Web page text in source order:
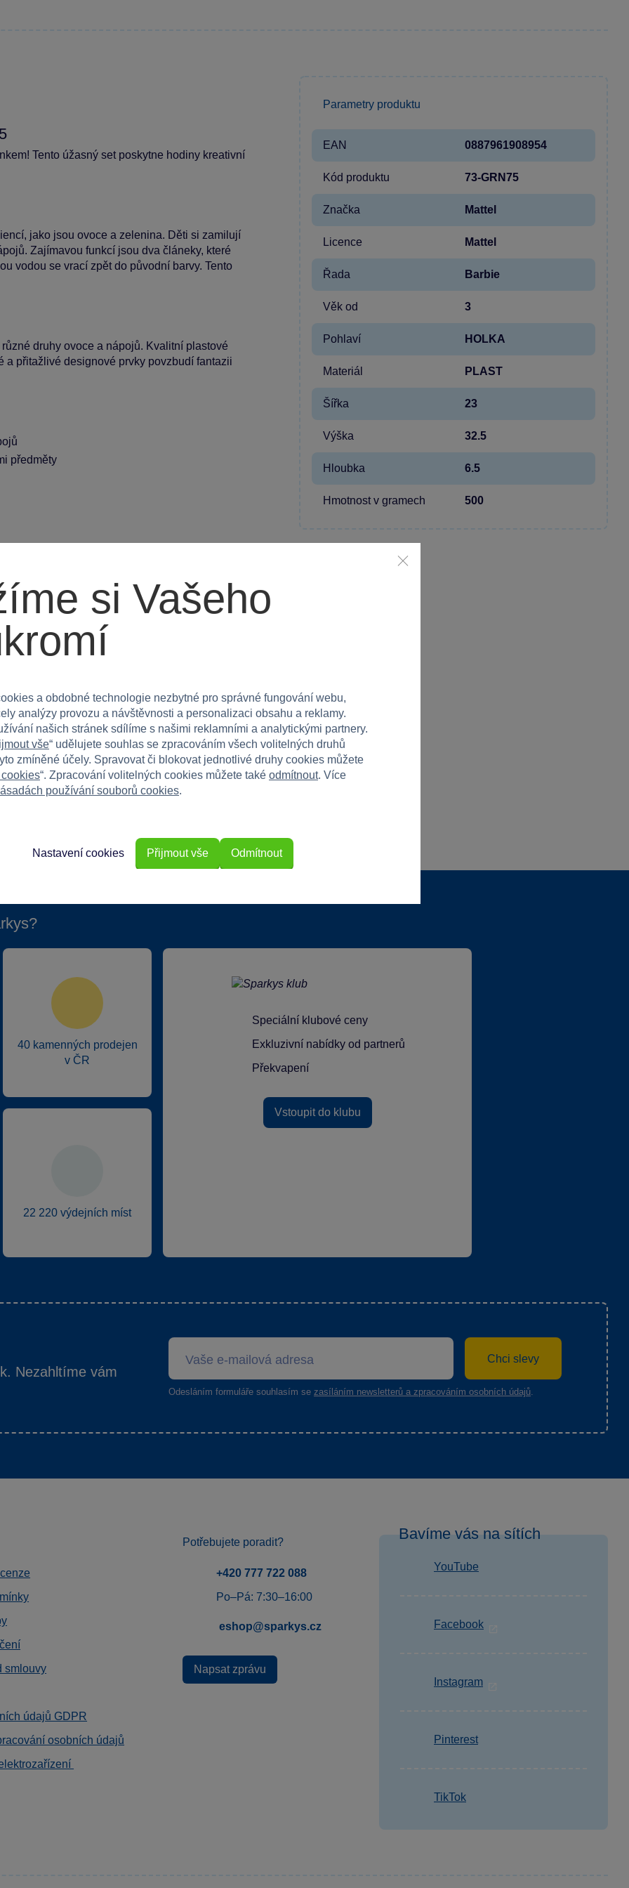
Tento úžasný set poskytne hodiny kreativní
jako jsou ovoce a zelenina. Děti si zamilují
Zajímavou funkcí jsou dva článeky, které
vodou se vrací zpět do původní barvy. Tento
druhy ovoce a nápojů. Kvalitní plastové
a přitažlivé designové prvky povzbudí fantazii
předměty
a péči o jídlo. Skvělá pro hraní doma i se
ji rozvinout své dovednosti v přípravě
Parametry produktu
EAN 0887961908954
Kód produktu 73-GRN75
Značka Mattel
Licence Mattel
Řada Barbie
Věk od 3
Pohlaví HOLKA
Materiál PLAST
Šířka 23
Výška 32.5
Hloubka 6.5
Hmotnost v gramech 500
40 kamenných prodejen
v ČR
22 220 výdejních míst
Speciální klubové ceny
Exkluzivní nabídky od partnerů
Překvapení
Vstoupit do klubu
Nezahltíme vám
Chci slevy
Odesláním formuláře souhlasím se zasíláním newsletterů a zpracováním osobních údajů
smlouvy
údajů GDPR
osobních údajů
Potřebujete poradit?
+420 777 722 088
Po–Pá: 7:30–16:00
eshop@sparkys.cz
Napsat zprávu
Bavíme vás na sítích
YouTube
Facebook
Instagram
Pinterest
TikTok
si Vašeho
a obdobné technologie nezbytné pro správné fungování webu,
analýzy provozu a návštěvnosti a personalizaci obsahu a reklamy.
našich stránek sdílíme s našimi reklamními a analytickými partnery.
vše“ udělujete souhlas se zpracováním všech volitelných druhů
zmíněné účely. Spravovat či blokovat jednotlivé druhy cookies můžete
“. Zpracování volitelných cookies můžete také odmítnout. Více
používání souborů cookies.
Odmítnout
Nastavení cookies Přijmout vše